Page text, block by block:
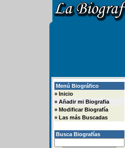
Menú Biográfico
» Inicio
» Añadir mi Biografia
» Modificar Biografía
» Las más Buscadas
Busca Biografías